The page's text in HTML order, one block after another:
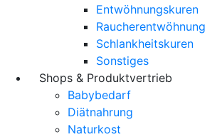
Entwöhnungskuren
Raucherentwöhnung
Schlankheitskuren
Sonstiges
Shops & Produktvertrieb
Babybedarf
Diätnahrung
Naturkost